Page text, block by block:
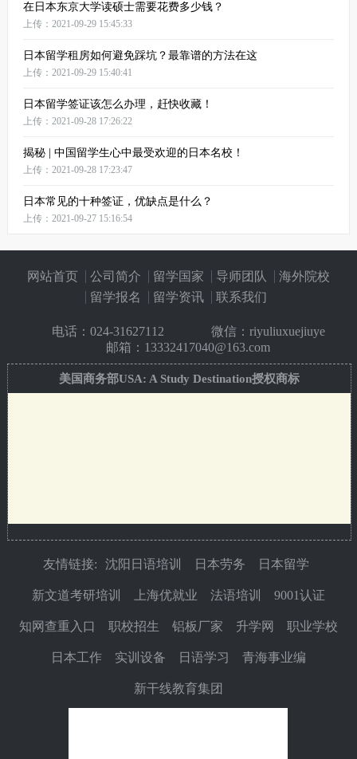
在日本东京大学读硕士需要花费多少钱？
上传：2021-09-29 15:45:33
日本留学租房如何避免踩坑？最靠谱的方法在这
上传：2021-09-29 15:40:41
日本留学签证该怎么办理，赶快收藏！
上传：2021-09-28 17:26:22
揭秘 | 中国留学生心中最受欢迎的日本名校！
上传：2021-09-28 17:23:47
日本常见的十种签证，优缺点是什么？
上传：2021-09-27 15:16:54
网站首页 公司简介 留学国家 导师团队
海外院校
留学报名
留学资讯 联系我们
电话： 024-31627112
微信：riyuliuxuejiuye
邮箱：13332417040@163.com
美国商务部USA: A Study Destination授权商标
友情链接: 沈阳日语培训 日本劳务 日本留学
新文道考研培训 上海优就业 法语培训 9001认证
知网查重入口 职校招生 铝板厂家 升学网 职业学校
日本工作 实训设备 日语学习 青海事业编
新干线教育集团